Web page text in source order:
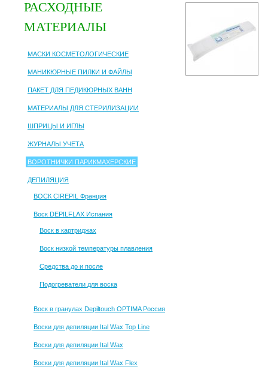
РАСХОДНЫЕ
МАТЕРИАЛЫ
МАСКИ КОСМЕТОЛОГИЧЕСКИЕ
МАНИКЮРНЫЕ ПИЛКИ И ФАЙЛЫ
ПАКЕТ ДЛЯ ПЕДИКЮРНЫХ ВАНН
МАТЕРИАЛЫ ДЛЯ СТЕРИЛИЗАЦИИ
ШПРИЦЫ И ИГЛЫ
ЖУРНАЛЫ УЧЕТА
ВОРОТНИЧКИ ПАРИКМАХЕРСКИЕ
ДЕПИЛЯЦИЯ
ВОСК CIREPIL Франция
Воск DEPILFLAX Испания
Воск в картриджах
Воск низкой температуры плавления
Средства до и после
Подогреватели для воска
Воск в гранулах Depiltouch OPTIMA Россия
Воски для депиляции Ital Wax Top Line
Воски для депиляции Ital Wax
Воски для депиляции Ital Wax Flex